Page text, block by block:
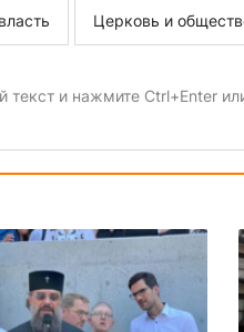
Церковь и
и нажмите Ctrl+Enter